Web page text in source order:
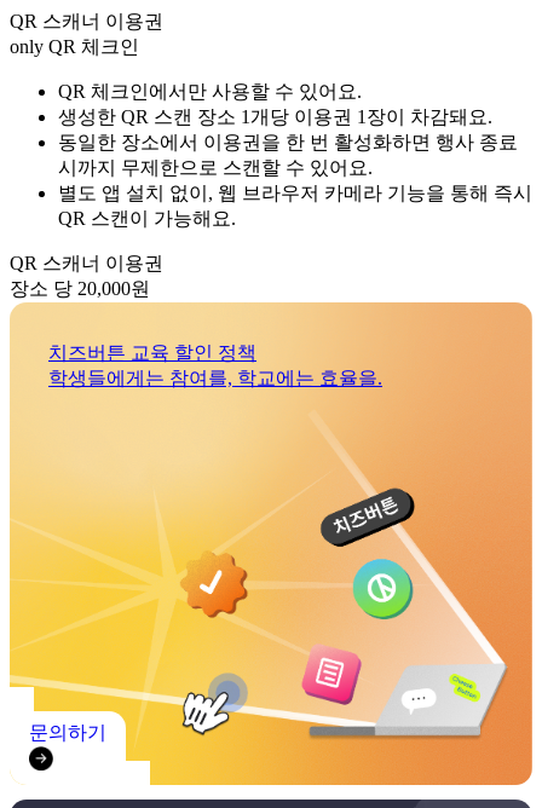
QR 스캐너 이용권
only QR 체크인
QR 체크인에서만 사용할 수 있어요.
생성한 QR 스캔 장소 1개당 이용권 1장이 차감돼요.
동일한 장소에서 이용권을 한 번 활성화하면 행사 종료
시까지 무제한으로 스캔할 수 있어요.
별도 앱 설치 없이, 웹 브라우저 카메라 기능을 통해 즉시
QR 스캔이 가능해요.
QR 스캐너 이용권
장소 당 20,000원
치즈버튼 교육 할인 정책
학생들에게는 참여를, 학교에는 효율을.
문의하기